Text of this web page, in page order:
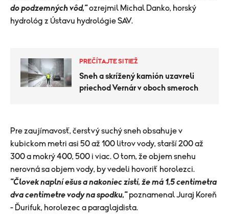
do podzemných vôd,"ozrejmil Michal Danko, horský
hydrológ z Ústavu hydrológie SAV.
PREČÍTAJTE SI TIEŽ
Sneh a skrížený kamión uzavreli
priechod Vernár v oboch smeroch
Pre zaujímavosť, čerstvý suchý sneh obsahuje v
kubickom metri asi 50 až 100 litrov vody, starší 200 až
300 a mokrý 400, 500 i viac. O tom, že objem snehu
nerovná sa objem vody, by vedeli hovoriť horolezci.
"Človek naplní ešus a nakoniec zistí, že má 1,5 centimetra
dva centimetre vody na spodku,"poznamenal Juraj Koreň
- Ďurifuk, horolezec a paraglajdista.